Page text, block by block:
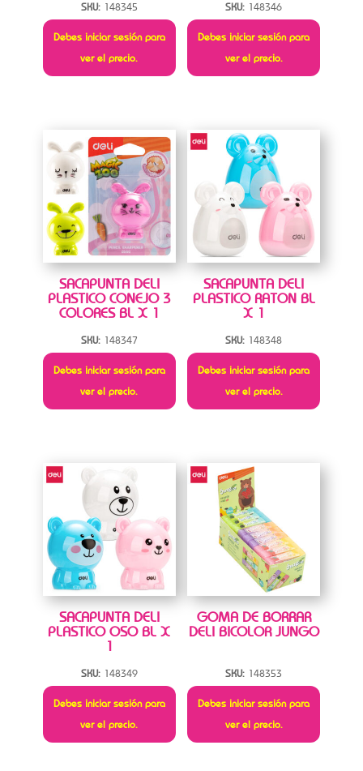
SKU: 148345
Debes iniciar sesión para
ver el precio.
SKU: 148346
Debes iniciar sesión para
ver el precio.
SACAPUNTA DELI
PLASTICO CONEJO 3
COLORES BL X 1
SKU: 148347
Debes iniciar sesión para
ver el precio.
SACAPUNTA DELI
PLASTICO RATON BL
X 1
SKU: 148348
Debes iniciar sesión para
ver el precio.
SACAPUNTA DELI
PLASTICO OSO BL X
1
SKU: 148349
Debes iniciar sesión para
ver el precio.
GOMA DE BORRAR
DELI BICOLOR JUNGO
SKU: 148353
Debes iniciar sesión para
ver el precio.